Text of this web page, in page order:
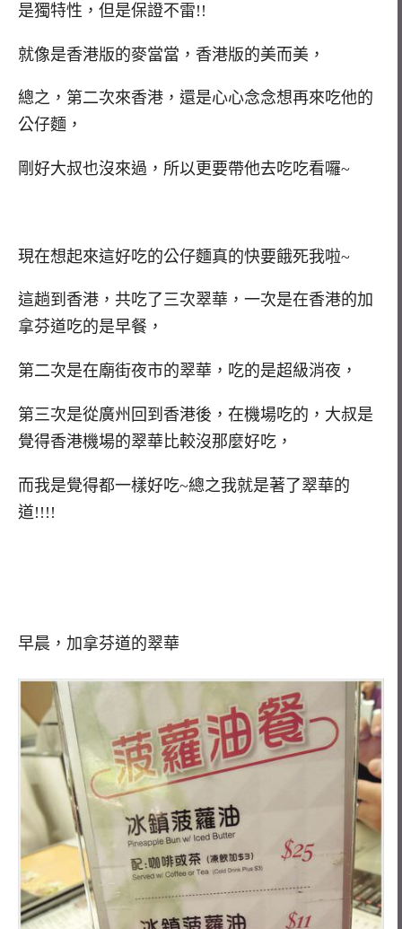
是獨特性，但是保證不雷!!
就像是香港版的麥當當，香港版的美而美，
總之，第二次來香港，還是心心念念想再來吃他的
公仔麵，
剛好大叔也沒來過，所以更要帶他去吃吃看囉~
現在想起來這好吃的公仔麵真的快要餓死我啦~
這趟到香港，共吃了三次翠華，一次是在香港的加
拿芬道吃的是早餐，
第二次是在廟街夜市的翠華，吃的是超級消夜，
第三次是從廣州回到香港後，在機場吃的，大叔是
覺得香港機場的翠華比較沒那麼好吃，
而我是覺得都一樣好吃~總之我就是著了翠華的
道!!!!
早晨，加拿芬道的翠華